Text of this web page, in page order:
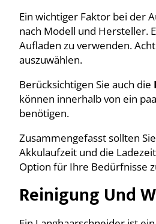
Ein wichtiger Faktor bei der
nach Modell und Hersteller.
Aufladen zu verwenden.
auszuwählen.
Berücksichtigen Sie auch die
können innerhalb von ein
benötigen.
Zusammengefasst sollten
Akkulaufzeit und die
Option für Ihre Bedürfnisse
Reinigung Und